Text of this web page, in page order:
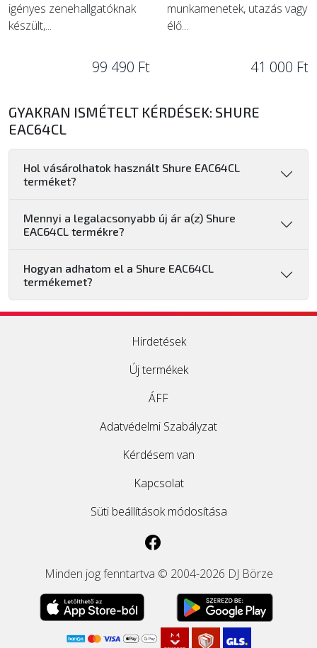
igényes zenehallgatóknak
készült,...
99 490 Ft
munkamenetek, utazás vagy
élő...
41 000 Ft
GYAKRAN ISMÉTELT KÉRDÉSEK: SHURE
EAC64CL
Hol vásárolhatok használt Shure EAC64CL
terméket?
Mennyi a legalacsonyabb új ár a(z) Shure
EAC64CL termékre?
Hogyan adhatom el a Shure EAC64CL
termékemet?
Hirdetések
Új termékek
ÁFF
Adatvédelmi Szabályzat
Kérdésem van
Kapcsolat
Süti beállítások módosítása
Minden jog fenntartva © 2004-2026 DJ Börze